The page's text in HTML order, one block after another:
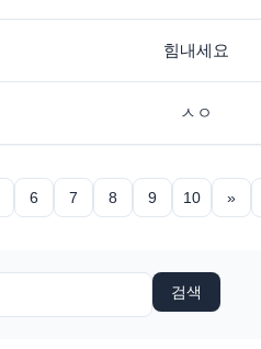
힘내세요
ㅅㅇ
6 7 8 9 10 »
검색